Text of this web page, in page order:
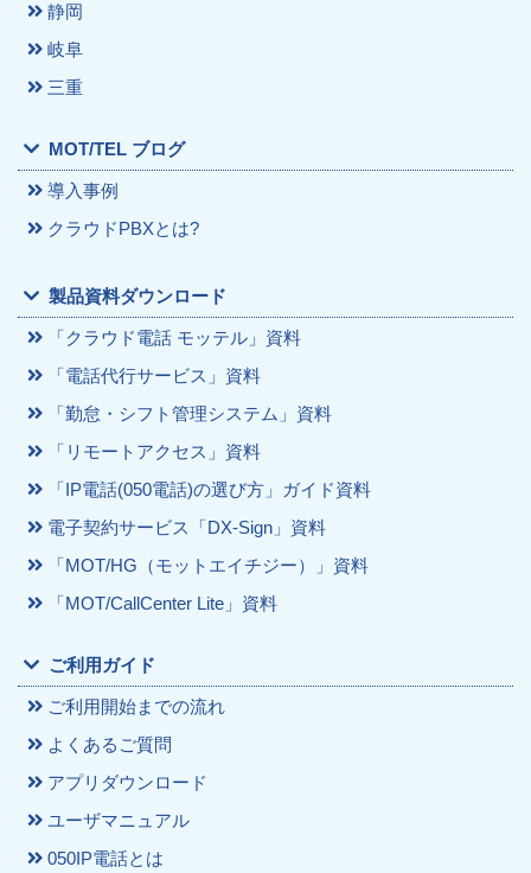
静岡
岐阜
三重
MOT/TEL ブログ
導入事例
クラウドPBXとは?
製品資料ダウンロード
「クラウド電話 モッテル」資料
「電話代行サービス」資料
「勤怠・シフト管理システム」資料
「リモートアクセス」資料
「IP電話(050電話)の選び方」ガイド資料
電子契約サービス「DX-Sign」資料
「MOT/HG（モットエイチジー）」資料
「MOT/CallCenter Lite」資料
ご利用ガイド
ご利用開始までの流れ
よくあるご質問
アプリダウンロード
ユーザマニュアル
050IP電話とは